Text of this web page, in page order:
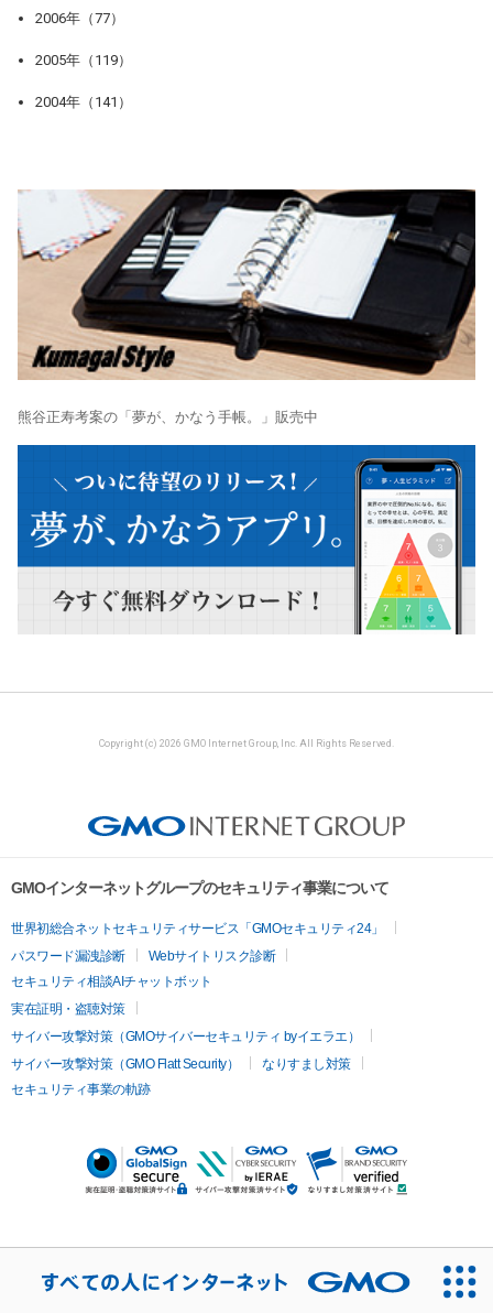
2006年（77）
2005年（119）
2004年（141）
熊谷正寿考案の「夢が、かなう手帳。」販売中
Copyright (c) 2026 GMO Internet Group, Inc. All Rights Reserved.
GMOインターネットグループのセキュリティ事業について
世界初総合ネットセキュリティサービス「GMOセキュリティ24」
パスワード漏洩診断
Webサイトリスク診断
セキュリティ相談AIチャットボット
実在証明・盗聴対策
サイバー攻撃対策（GMOサイバーセキュリティ byイエラエ）
サイバー攻撃対策（GMO Flatt Security）
なりすまし対策
セキュリティ事業の軌跡